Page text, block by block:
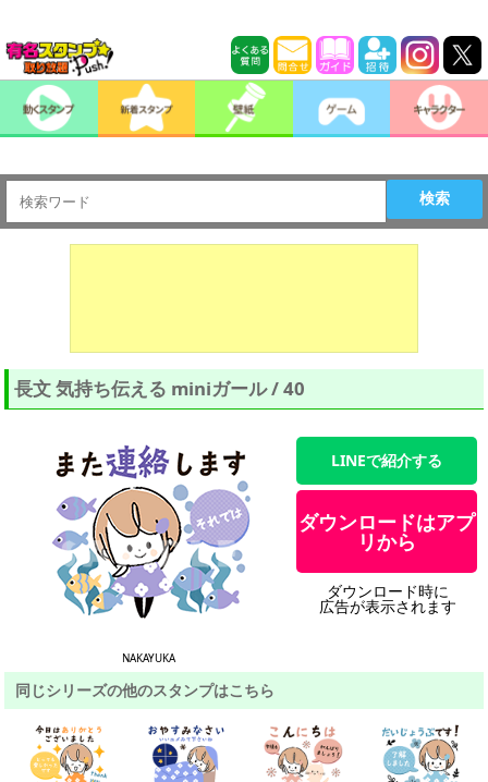
検索
長文 気持ち伝える miniガール / 40
NAKAYUKA
LINEで紹介する
ダウンロードはアプ
リから
ダウンロード時に
広告が表示されます
同じシリーズの他のスタンプはこちら